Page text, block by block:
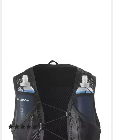
SALOMON
Trinkrucksack ACTIVE SKIN
12, mit Trinksystem inklusive,
Trinksystemvorbereitung bis
5 Liter
(4)
ab 104,99 € UVP 130,00 €